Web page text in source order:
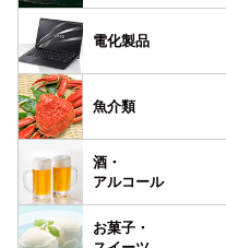
電化製品
魚介類
酒・
アルコール
お菓子・